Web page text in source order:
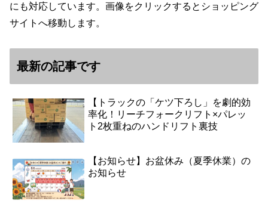
にも対応しています。画像をクリックするとショッピング
サイトへ移動します。
最新の記事です
【トラックの「ケツ下ろし」を劇的効
率化！リーチフォークリフト×パレッ
ト2枚重ねのハンドリフト裏技
【お知らせ】お盆休み（夏季休業）の
お知らせ